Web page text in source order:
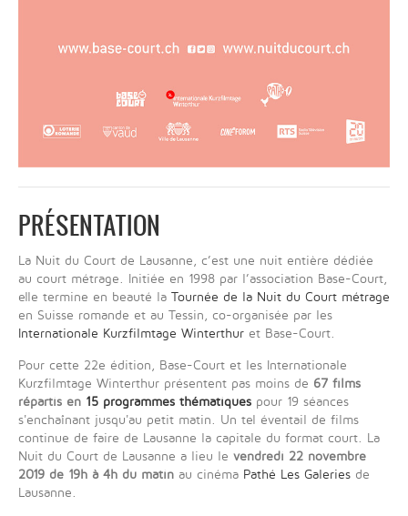
PRÉSENTATION
La Nuit du Court de Lausanne, c’est une nuit entière dédiée
au court métrage. Initiée en 1998 par l’association Base-Court,
elle termine en beauté la Tournée de la Nuit du Court métrage
en Suisse romande et au Tessin, co-organisée par les
Internationale Kurzfilmtage Winterthur et Base-Court.
Pour cette 22e édition, Base-Court et les Internationale
Kurzfilmtage Winterthur présentent pas moins de 67 films
répartis en 15 programmes thématiques pour 19 séances
s'enchaînant jusqu'au petit matin. Un tel éventail de films
continue de faire de Lausanne la capitale du format court. La
Nuit du Court de Lausanne a lieu le vendredi 22 novembre
2019 de 19h à 4h du matin au cinéma Pathé Les Galeries de
Lausanne.